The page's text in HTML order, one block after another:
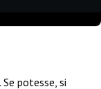
. Se potesse, si